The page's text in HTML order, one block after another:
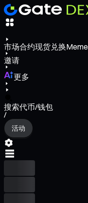
市场合约现货兑换Meme
邀请
更多
搜索代币/钱包
/
活动